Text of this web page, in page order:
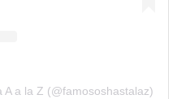
a la Z (@famososhastalaz)